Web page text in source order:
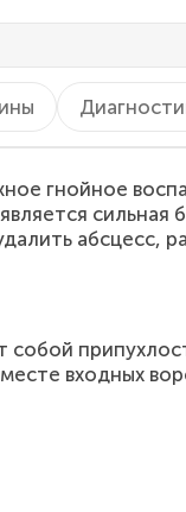
гнойное
абсцесс,
собой
входных